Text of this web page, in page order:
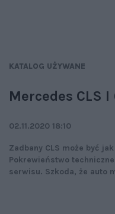
KATALOG UŻYWANE
Mercedes CLS I
02.11.2020 18:10
Zadbany CLS może być
Pokrewieństwo
serwisu. Szkoda, że auto